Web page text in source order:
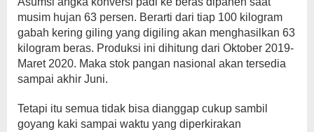
musim hujan 63 persen. Berarti dari tiap 100 kilogram
gabah kering giling yang digiling akan menghasilkan 63
kilogram beras. Produksi ini dihitung dari Oktober 2019-
Maret 2020. Maka stok pangan nasional akan tersedia
sampai akhir Juni.
Tetapi itu semua tidak bisa dianggap cukup sambil
goyang kaki sampai waktu yang diperkirakan